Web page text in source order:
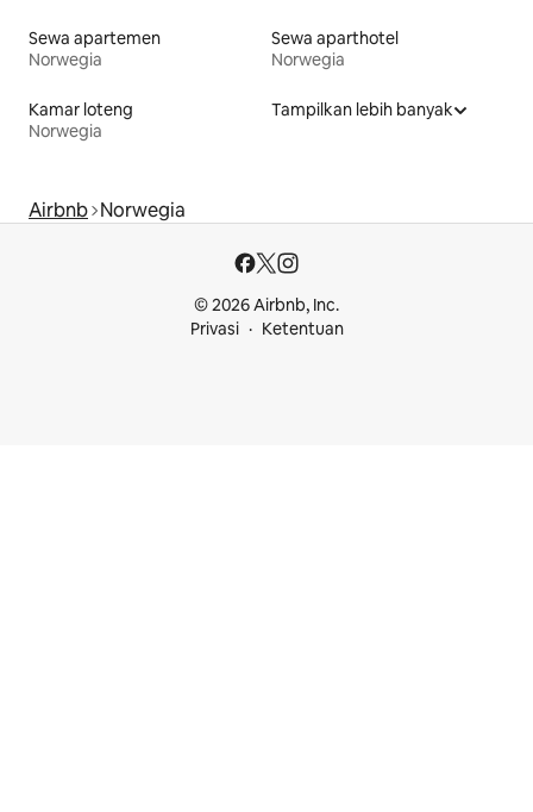
Sewa apartemen
Norwegia
Sewa aparthotel
Norwegia
Kamar loteng
Norwegia
Tampilkan lebih banyak
Airbnb Norwegia
© 2026 Airbnb, Inc.
Privasi
Ketentuan